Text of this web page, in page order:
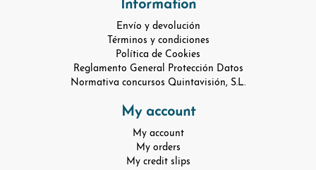
Information
Envío y devolución
Términos y condiciones
Política de Cookies
Reglamento General Protección Datos
Normativa concursos Quintavisión, S.L.
My account
My account
My orders
My credit slips